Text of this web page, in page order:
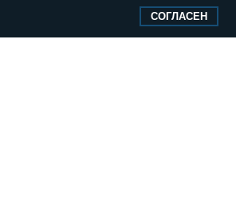
Тел.: +7 (495) 637–69–79 E-mail:pg@pnp.ru
СОГЛАСЕН